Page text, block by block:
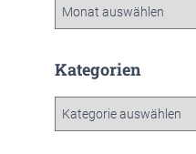
h
Kategorien